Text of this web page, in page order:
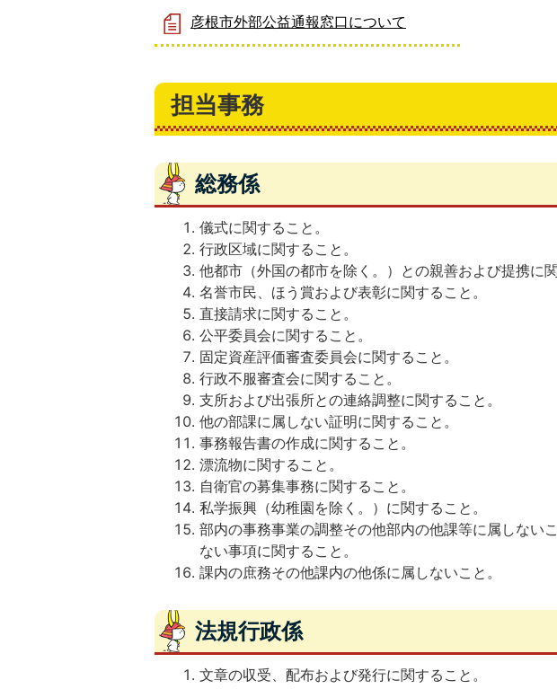
彦根市外部公益通報窓口について
担当事務
総務係
儀式に関すること。
行政区域に関すること。
他都市（外国の都市を除く。）との親善および提携に関
名誉市民、ほう賞および表彰に関すること。
直接請求に関すること。
公平委員会に関すること。
固定資産評価審査委員会に関すること。
行政不服審査会に関すること。
支所および出張所との連絡調整に関すること。
他の部課に属しない証明に関すること。
事務報告書の作成に関すること。
漂流物に関すること。
自衛官の募集事務に関すること。
私学振興（幼稚園を除く。）に関すること。
部内の事務事業の調整その他部内の他課等に属しない
ない事項に関すること。
課内の庶務その他課内の他係に属しないこと。
法規行政係
文章の収受、配布および発行に関すること。